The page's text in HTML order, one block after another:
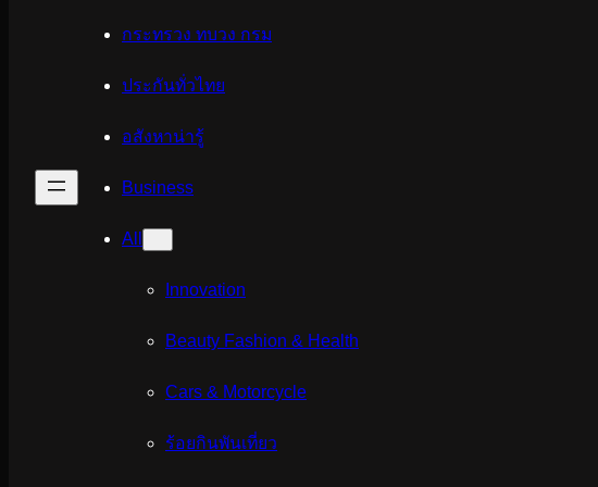
กระทรวง ทบวง กรม
ประกันทั่วไทย
อสังหาน่ารู้
Business
All
Innovation
Beauty Fashion & Health
Cars & Motorcycle
ร้อยกินพันเที่ยว